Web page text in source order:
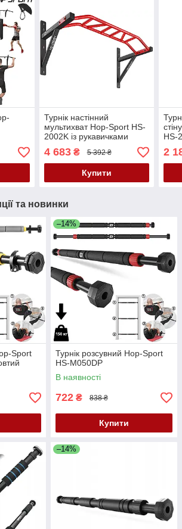
Турнік настінний
мультихват Hop-Sport HS-
2002K із рукавичками
4 683₴ 5 392 ₴
Купити
HS-
2
та новинки
Sport
–14%
Турнік розсувний Hop-Sport
HS-M050DP
В наявності
722 ₴ 838 ₴
Купити
–14%